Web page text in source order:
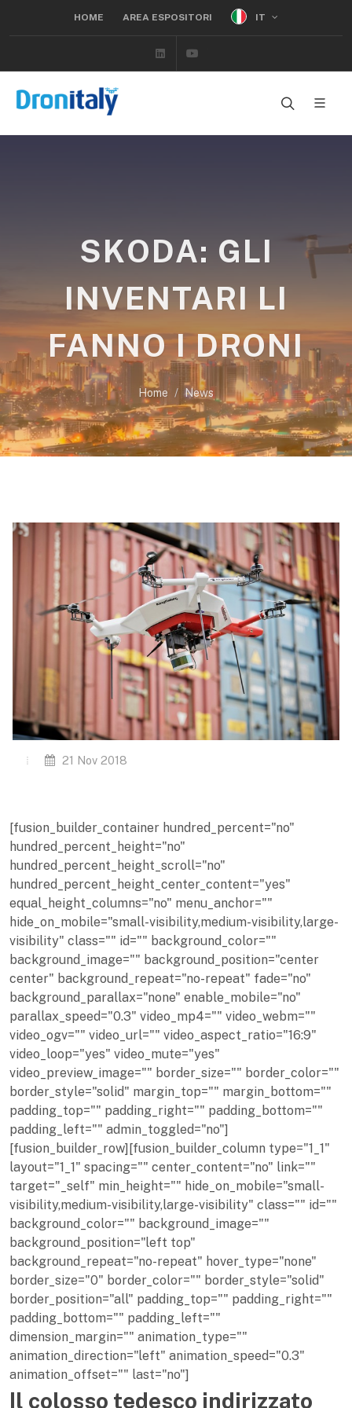
HOME AREA ESPOSITORI IT
Linkedin
SKODA: GLI
INVENTARI LI
FANNO I DRONI
Home News
21 Nov 2018
[fusion_builder_container hundred_percent="no"
hundred_percent_height="no"
hundred_percent_height_scroll="no"
hundred_percent_height_center_content="yes"
equal_height_columns="no" menu_anchor=""
hide_on_mobile="small-visibility,medium-visibility,large-
visibility" class="" id="" background_color=""
background_image="" background_position="center
center" background_repeat="no-repeat" fade="no"
background_parallax="none" enable_mobile="no"
parallax_speed="0.3" video_mp4="" video_webm=""
video_ogv="" video_url="" video_aspect_ratio="16:9"
video_loop="yes" video_mute="yes"
video_preview_image="" border_size="" border_color=""
border_style="solid" margin_top="" margin_bottom=""
padding_top="" padding_right="" padding_bottom=""
padding_left="" admin_toggled="no"]
[fusion_builder_row][fusion_builder_column type="1_1"
layout="1_1" spacing="" center_content="no" link=""
target="_self" min_height="" hide_on_mobile="small-
visibility,medium-visibility,large-visibility" class="" id=""
background_color="" background_image=""
background_position="left top"
background_repeat="no-repeat" hover_type="none"
border_size="0" border_color="" border_style="solid"
border_position="all" padding_top="" padding_right=""
padding_bottom="" padding_left=""
dimension_margin="" animation_type=""
animation_direction="left" animation_speed="0.3"
animation_offset="" last="no"]
Il colosso tedesco indirizzato